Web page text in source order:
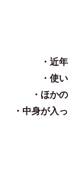
・近
・使
・ほか
・中身が入